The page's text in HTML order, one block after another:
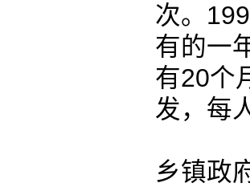
次。
有的一
有20个
发，每
乡镇政